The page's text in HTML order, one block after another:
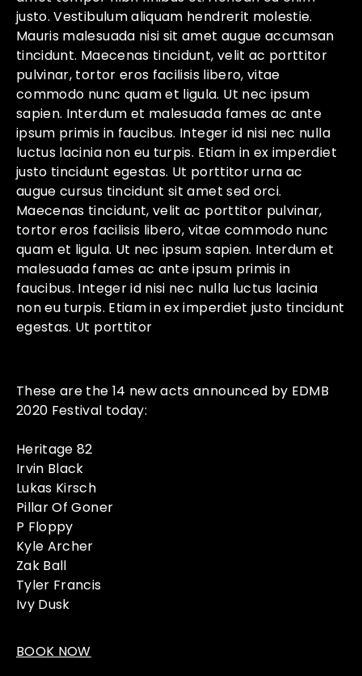
justo. Vestibulum aliquam hendrerit molestie.
Mauris malesuada nisi sit amet augue accumsan
tincidunt. Maecenas tincidunt, velit ac porttitor
pulvinar, tortor eros facilisis libero, vitae
commodo nunc quam et ligula. Ut nec ipsum
sapien. Interdum et malesuada fames ac ante
ipsum primis in faucibus. Integer id nisi nec nulla
luctus lacinia non eu turpis. Etiam in ex imperdiet
justo tincidunt egestas. Ut porttitor urna ac
augue cursus tincidunt sit amet sed orci.
Maecenas tincidunt, velit ac porttitor pulvinar,
tortor eros facilisis libero, vitae commodo nunc
quam et ligula. Ut nec ipsum sapien. Interdum et
malesuada fames ac ante ipsum primis in
faucibus. Integer id nisi nec nulla luctus lacinia
non eu turpis. Etiam in ex imperdiet justo tincidunt
egestas. Ut porttitor
These are the 14 new acts announced by EDMB
2020 Festival today:
Heritage 82
Irvin Black
Lukas Kirsch
Pillar Of Goner
P Floppy
Kyle Archer
Zak Ball
Tyler Francis
Ivy Dusk
BOOK NOW